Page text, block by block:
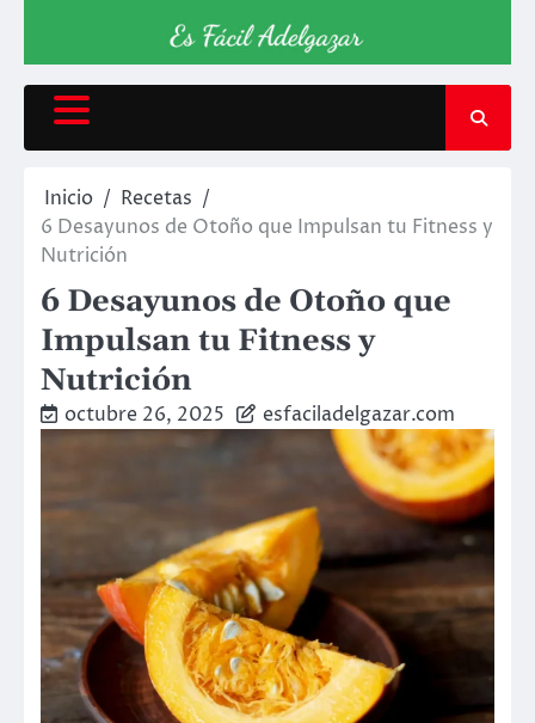
Inicio
Recetas
6 Desayunos de Otoño que Impulsan tu Fitness y
Nutrición
6 Desayunos de Otoño que
Impulsan tu Fitness y
Nutrición
octubre 26, 2025 esfaciladelgazar.com